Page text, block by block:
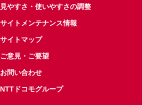
見やすさ・使いやすさの調整
サイトメンテナンス情報
サイトマップ
ご意見・ご要望
お問い合わせ
NTTドコモグループ